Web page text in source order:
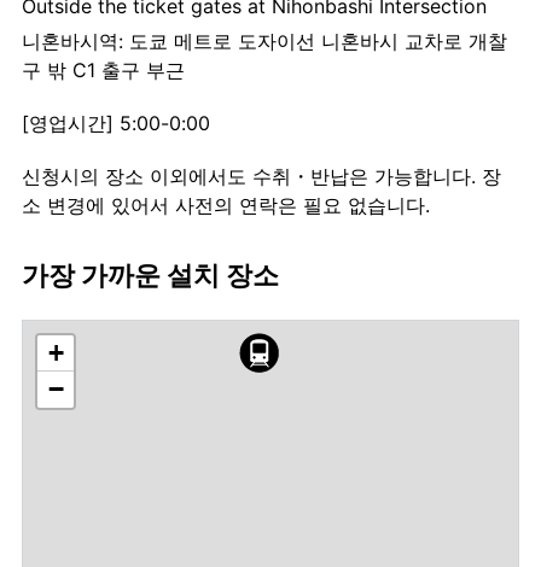
Outside the ticket gates at Nihonbashi Intersection
니혼바시역: 도쿄 메트로 도자이선 니혼바시 교차로 개찰
구 밖 C1 출구 부근
[영업시간] 5:00-0:00
신청시의 장소 이외에서도 수취・반납은 가능합니다. 장
소 변경에 있어서 사전의 연락은 필요 없습니다.
가장 가까운 설치 장소
+
−